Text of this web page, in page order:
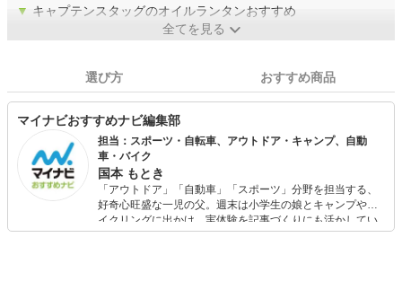
▼ キャプテンスタッグのオイルランタンおすすめ
全てを見る
選び方 おすすめ商品
マイナビおすすめナビ編集部
担当：スポーツ・自転車、アウトドア・キャンプ、自動
車・バイク
国本 もとき
「アウトドア」「自動車」「スポーツ」分野を担当する、
好奇心旺盛な一児の父。週末は小学生の娘とキャンプやサ
イクリングに出かけ、実体験を記事づくりにも活かしてい
ます。読者の「知りたい」を分かりやすく届けることをモ